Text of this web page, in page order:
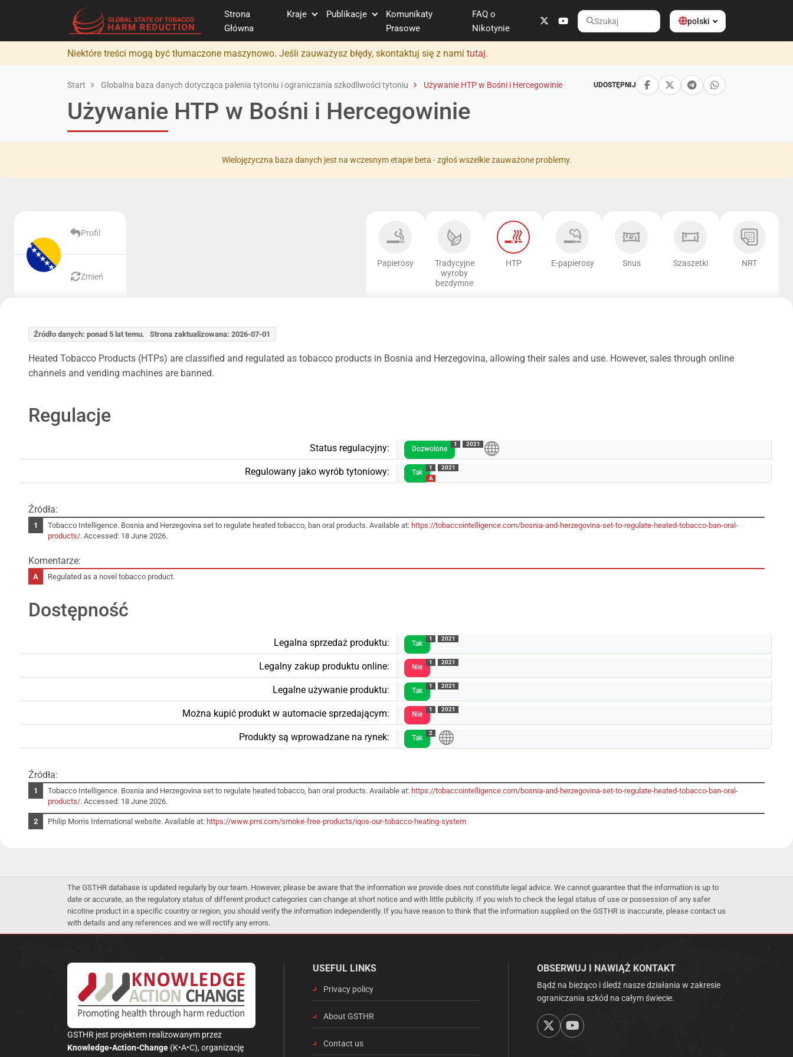
Strona
Główna
Kraje Publikacje
Komunikaty
Prasowe
FAQ o
Nikotynie
Szukaj
polski
Niektóre treści mogą być tłumaczone maszynowo. Jeśli zauważysz błędy, skontaktuj się z nami tutaj.
Start Globalna baza danych dotycząca palenia tytoniu i ograniczania szkodliwości tytoniu Używanie HTP w Bośni i Hercegowinie UDOSTĘPNIJ
Używanie HTP w Bośni i Hercegowinie
Wielojęzyczna baza danych jest na wczesnym etapie beta - zgłoś wszelkie zauważone problemy.
Profil
Zmień
Papierosy
Tradycyjne
wyroby
bezdymne
HTP E-papierosy Snus Szaszetki NRT
Źródło danych: ponad 5 lat temu. Strona zaktualizowana: 2026-07-01
Heated Tobacco Products (HTPs) are classified and regulated as tobacco products in Bosnia and Herzegovina, allowing their sales and use. However, sales through online
channels and vending machines are banned.
Regulacje
Status regulacyjny: Dozwolone
1 2021
Regulowany jako wyrób tytoniowy: Tak
1
A
2021
Źródła:
Tobacco Intelligence. Bosnia and Herzegovina set to regulate heated tobacco, ban oral products. Available at: https://tobaccointelligence.com/bosnia-and-herzegovina-set-to-regulate-heated-tobacco-ban-oral-
products/. Accessed: 18 June 2026.
Komentarze:
Regulated as a novel tobacco product.
Dostępność
Legalna sprzedaż produktu: Tak
1 2021
Legalny zakup produktu online: Nie
1 2021
Legalne używanie produktu: Tak
1 2021
Można kupić produkt w automacie sprzedającym: Nie
1 2021
Produkty są wprowadzane na rynek: Tak
2
Źródła:
Tobacco Intelligence. Bosnia and Herzegovina set to regulate heated tobacco, ban oral products. Available at: https://tobaccointelligence.com/bosnia-and-herzegovina-set-to-regulate-heated-tobacco-ban-oral-
products/. Accessed: 18 June 2026.
Philip Morris International website. Available at: https://www.pmi.com/smoke-free-products/iqos-our-tobacco-heating-system
The GSTHR database is updated regularly by our team. However, please be aware that the information we provide does not constitute legal advice. We cannot guarantee that the information is up to
date or accurate, as the regulatory status of different product categories can change at short notice and with little publicity. If you wish to check the legal status of use or possession of any safer
nicotine product in a specific country or region, you should verify the information independently. If you have reason to think that the information supplied on the GSTHR is inaccurate, please contact us
with details and any references and we will rectify any errors.
GSTHR jest projektem realizowanym przez
Knowledge•Action•Change (K•A•C), organizację
USEFUL LINKS
Privacy policy
About GSTHR
Contact us
OBSERWUJ I NAWIĄŻ KONTAKT
Bądź na bieżąco i śledź nasze działania w zakresie
ograniczania szkód na całym świecie.